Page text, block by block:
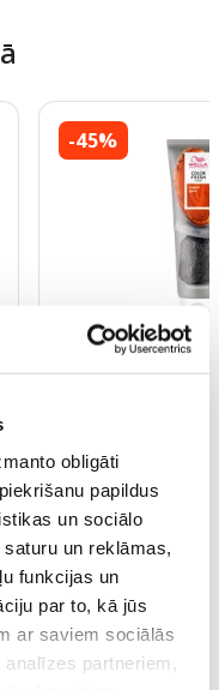
obligāti
papildus
un sociālo
un reklāmas,
funkcijas un
par to, kā jūs
ar saviem sociālās
partneriem,
-45%
WELLA
Fresh Mask
15.72 €
Standarta cena: 28.59 €
☀️